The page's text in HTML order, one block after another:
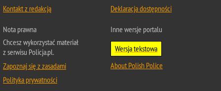
Kontakt z redakcją
Deklaracja dostępności
Nota prawna
Chcesz wykorzystać materiał
z serwisu Policja.pl.
Zapoznaj się z zasadami
Polityka prywatności
Inne wersje portalu
Wersja tekstowa
About Polish Police